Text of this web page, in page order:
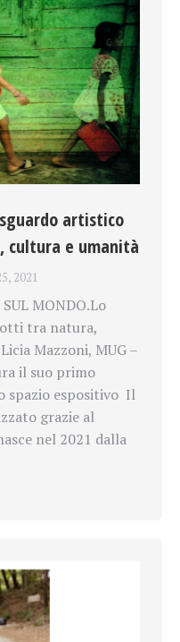
artistico
cultura e umanità
2021
MONDO.Lo
tra natura,
Mazzoni, MUG –
il suo primo
spazio espositivo Il
grazie al
nel 2021 dalla